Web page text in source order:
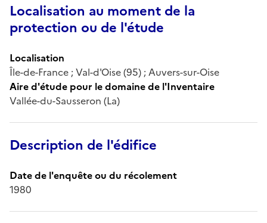
Localisation au moment de la
protection ou de l'étude
Localisation
Île-de-France ; Val-d'Oise (95) ; Auvers-sur-Oise
Aire d'étude pour le domaine de l'Inventaire
Vallée-du-Sausseron (La)
Description de l'édifice
Date de l'enquête ou du récolement
1980